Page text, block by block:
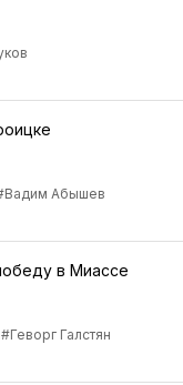
Абышев
в Миассе
#Геворг Галстян